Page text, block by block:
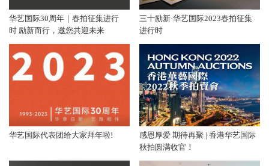
华艺国际30周年｜春拍征集进行
时 励新而行，邀您共迎未来
三十励新·华艺国际2023春拍征集
进行时
华艺国际代表团给大家拜年啦!
感恩厚爱 期待再聚 | 香港华艺国际
秋拍圆满收官！